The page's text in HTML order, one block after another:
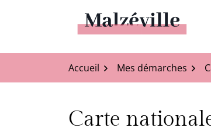
Malzéville
Accueil Mes démarches
Carte